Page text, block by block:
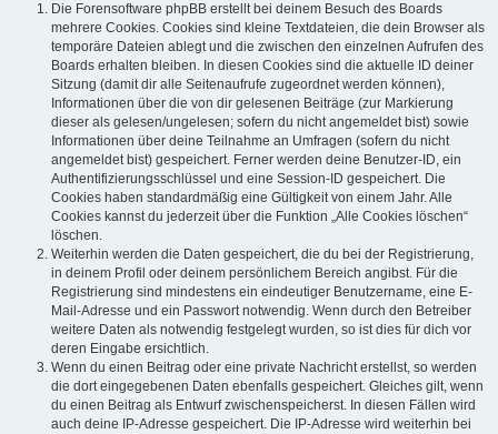
Die Forensoftware phpBB erstellt bei deinem Besuch des Boards
mehrere Cookies. Cookies sind kleine Textdateien, die dein Browser als
temporäre Dateien ablegt und die zwischen den einzelnen Aufrufen des
Boards erhalten bleiben. In diesen Cookies sind die aktuelle ID deiner
Sitzung (damit dir alle Seitenaufrufe zugeordnet werden können),
Informationen über die von dir gelesenen Beiträge (zur Markierung
dieser als gelesen/ungelesen; sofern du nicht angemeldet bist) sowie
Informationen über deine Teilnahme an Umfragen (sofern du nicht
angemeldet bist) gespeichert. Ferner werden deine Benutzer-ID, ein
Authentifizierungsschlüssel und eine Session-ID gespeichert. Die
Cookies haben standardmäßig eine Gültigkeit von einem Jahr. Alle
Cookies kannst du jederzeit über die Funktion „Alle Cookies löschen“
löschen.
Weiterhin werden die Daten gespeichert, die du bei der Registrierung,
in deinem Profil oder deinem persönlichem Bereich angibst. Für die
Registrierung sind mindestens ein eindeutiger Benutzername, eine E-
Mail-Adresse und ein Passwort notwendig. Wenn durch den Betreiber
weitere Daten als notwendig festgelegt wurden, so ist dies für dich vor
deren Eingabe ersichtlich.
Wenn du einen Beitrag oder eine private Nachricht erstellst, so werden
die dort eingegebenen Daten ebenfalls gespeichert. Gleiches gilt, wenn
du einen Beitrag als Entwurf zwischenspeicherst. In diesen Fällen wird
auch deine IP-Adresse gespeichert. Die IP-Adresse wird weiterhin bei